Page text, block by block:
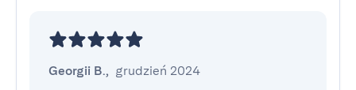
Georgii B., grudzień 2024